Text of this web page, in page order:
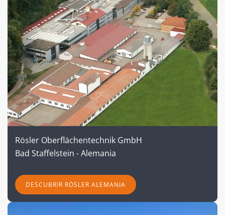
Rösler Oberflächentechnik GmbH
Bad Staffelstein - Alemania
DESCUBRIR RÖSLER ALEMANIA